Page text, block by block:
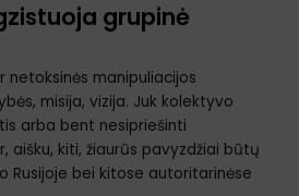
grupinė
netoksinės manipuliacijos
misija, vizija. Juk kolektyvo
arba bent nesipriešinti
aišku, kiti, žiaurūs pavyzdžiai būtų
Rusijoje bei kitose autoritarinėse